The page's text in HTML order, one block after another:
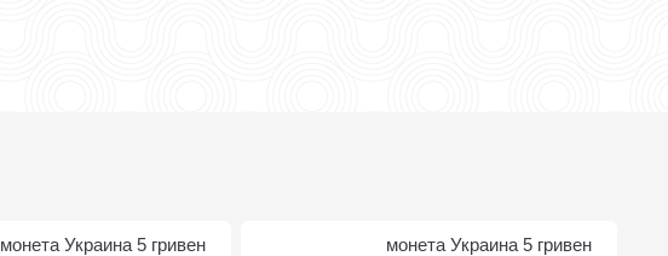
монета Украина 5 гривен
монета Украина 5 гривен